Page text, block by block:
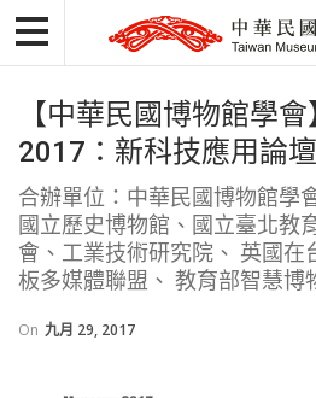
【中華民國博物館學
2017：新科技應用論
合辦單位：中華民國博物館學
國立歷史博物館、國立臺北教
會、工業技術研究院、 英國在
板多媒體聯盟、 教育部智慧博
On 九月 29, 2017